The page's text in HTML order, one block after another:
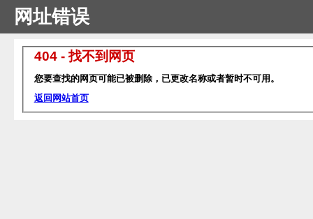
网址错误
404 - 找不到网页
您要查找的网页可能已被删除，已更改名称或者暂时不可用。
返回网站首页